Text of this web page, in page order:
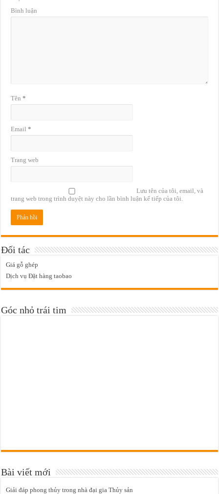
Bình luận
Tên*
Email*
Trang web
Lưu tên của tôi, email, và
trang web trong trình duyệt này cho lần bình luận kế tiếp của tôi.
Đối tác
Giá gỗ ghép
Dịch vụ Đặt hàng taobao
Góc nhỏ trái tim
Bài viết mới
Giải đáp phong thủy trong nhà đại gia Thủy sản